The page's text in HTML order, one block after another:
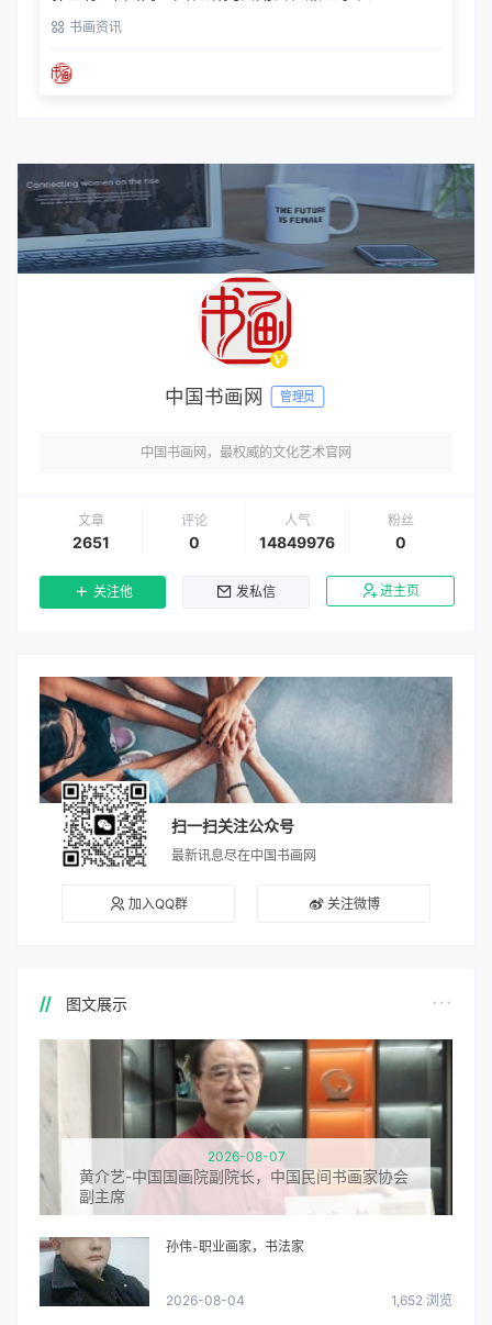
书画资讯
中国书画网 管理员
中国书画网，最权威的文化艺术官网
文章
2651
评论
0
人气
14849976
粉丝
0
关注他 发私信 进主页
扫一扫关注公众号
最新讯息尽在中国书画网
加入QQ群 关注微博
图文展示
2026-08-07
黄介艺-中国国画院副院长，中国民间书画家协会
副主席
孙伟-职业画家，书法家
2026-08-04 1,652 浏览